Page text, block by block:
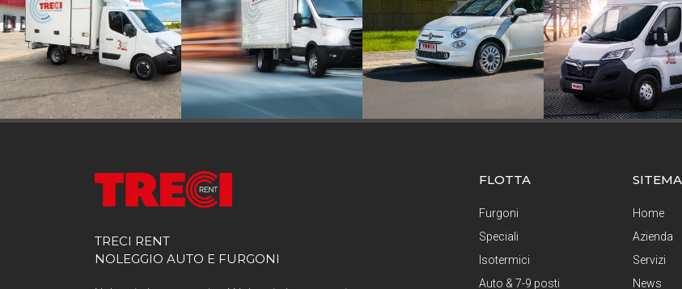
TRECI RENT
NOLEGGIO AUTO E FURGONI
FLOTTA
Furgoni
Speciali
Isotermici
Auto & 7-9 posti
Home
Azienda
Servizi
News